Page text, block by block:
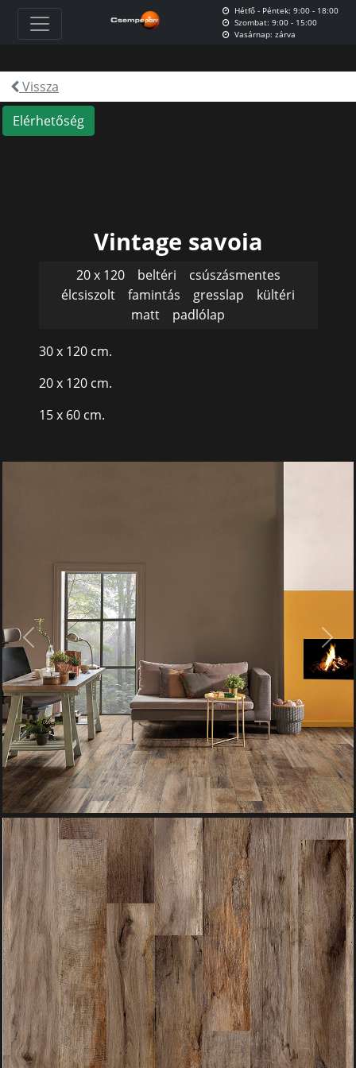
Hétfő - Péntek: 9:00 - 18:00
Szombat: 9:00 - 15:00
Vasárnap: zárva
Vissza
Elérhetőség
Vintage savoia
20 x 120 beltéri
csúszásmentes
élcsiszolt
famintás gresslap
kültéri
matt
padlólap
30 x 120 cm.
20 x 120 cm.
15 x 60 cm.
Vintage savoia PDF katalógus letöltése
Previous Next